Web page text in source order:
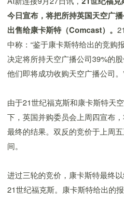
今日宣布，将把所持英国天空广
出售给康卡斯特（Comcast）。
中称：“鉴于康卡斯特给出的竞购
决定将所持天空广播公司39%的
他们即将成功收购天空广播公司。
由于21世纪福克斯和康卡斯特天
下，英国并购委员会上周四宣布
最终的结果。双反的竞价于上周
间。
进过三轮的竞价，康卡斯特最终
21世纪福克斯。康卡斯特给出的